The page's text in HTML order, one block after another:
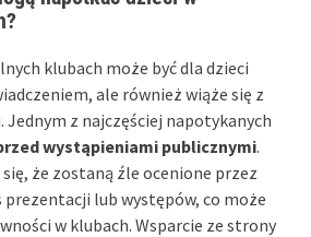
klubach może być dla dzieci
ale również wiąże się z
z najczęściej napotykanych
wystąpieniami publicznymi.
że zostaną źle ocenione przez
prezentacji lub występów, co może
w klubach. Wsparcie ze strony